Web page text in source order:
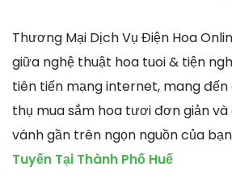
Thương Mại Dịch Vụ Điện Hoa
giữa nghệ thuật hoa tuoi & tiện
tiên tiến mạng internet, mang
thụ mua sắm hoa tươi đơn giản
vánh gần trên ngọn nguồn của
Tuyến Tại Thành Phố Huế